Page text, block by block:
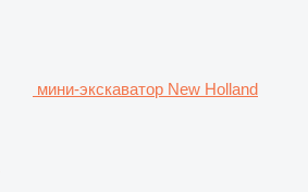
мини-экскаватор New Holland